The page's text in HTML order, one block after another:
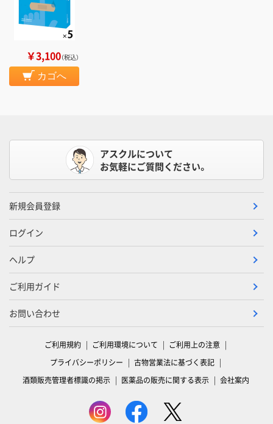
￥3,100（税込）
カゴへ
アスクルについて
お気軽にご質問ください。
新規会員登録
ログイン
ヘルプ
ご利用ガイド
お問い合わせ
ご利用規約 ご利用環境について
ご利用上の注意
プライバシーポリシー
古物営業法に基づく表記
酒類販売管理者標識の掲示
医薬品の販売に関する表示 会社案内